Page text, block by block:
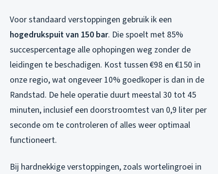
Voor standaard verstoppingen gebruik ik een
hogedrukspuit van 150 bar. Die spoelt met 85%
succespercentage alle ophopingen weg zonder de
leidingen te beschadigen. Kost tussen €98 en €150 in
onze regio, wat ongeveer 10% goedkoper is dan in de
Randstad. De hele operatie duurt meestal 30 tot 45
minuten, inclusief een doorstroomtest van 0,9 liter per
seconde om te controleren of alles weer optimaal
functioneert.
Bij hardnekkige verstoppingen, zoals wortelingroei in